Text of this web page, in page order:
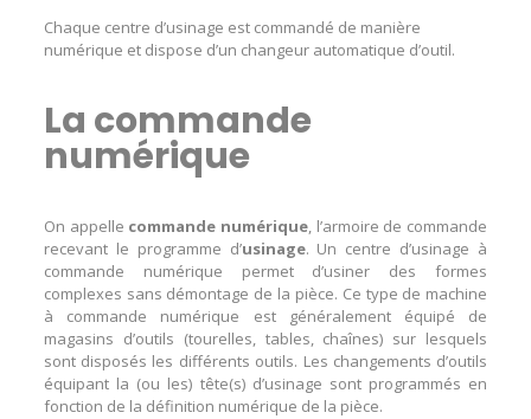
Chaque centre d’usinage est commandé de manière
numérique et dispose d’un changeur automatique d’outil.
La commande
numérique
On appelle commande numérique, l’armoire de commande
recevant le programme d’usinage. Un centre d’usinage à
commande numérique permet d’usiner des formes
complexes sans démontage de la pièce. Ce type de machine
à commande numérique est généralement équipé de
magasins d’outils (tourelles, tables, chaînes) sur lesquels
sont disposés les différents outils. Les changements d’outils
équipant la (ou les) tête(s) d’usinage sont programmés en
fonction de la définition numérique de la pièce.